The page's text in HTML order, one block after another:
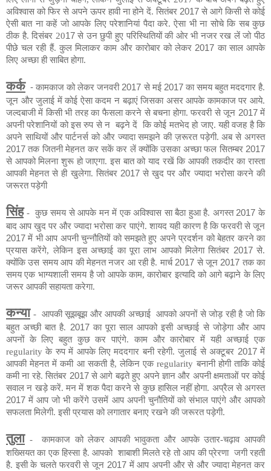
अविश्वास को फिर से अपने ऊपर हावी ना होने दें. सितंबर 2017 से आगे किसी से कोई
ऐसी बात ना कहें जो आपके लिए परेशानियां पैदा करे. ऐसा भी ना सोचे कि सब कुछ
ठीक है. दिसंबर 2017से उन छुपी हुए परिस्थितियों की ओर भी नजर रख लें जो पीठ
पीछे चल रही हैं. कुल मिलाकर काम और कारोबार को लेकर 2017 का साल आपके
लिए अच्छा ही साबित होगा.
कर्क -कामकाज को लेकर जनवरी 2017 से मई 2017 का समय बहुत मददगार है.
जून और जुलाई में कोई ऐसा कदम न बढ़ाएं जिसका असर आपके कामकाज पर आये.
जल्दबाजी में किसी भी तरह का फैसला करने से बचना होगा. फरवरी से जून 2017में
अपनी परेशानियों को इस रुप से न बढ़नेदें कि कोई मतभेद हो जाए. यही वजह है कि
अपने साथियों औरपार्टनर्स को और ज्यादा समझने की ज़रूरत पड़ेगी. अब से अगस्त
2017तक जितनी मेहनत कर सकें कर लें क्योंकि उसका अच्छा फल सितम्बर 2017
से आपको मिलना शुरू हो जाएगा. इस बात को याद रखें कि आपकी तकदीर का रास्ता
आपकी मेहनत से ही खुलेगा. सितंबर 2017से खुद पर और ज्यादा भरोसा करने की
जरूरत पड़ेगी
सिंह- कुछ समय से आपके मन में एक अविश्वास सा बैठा हुआ है. अगस्त 2017के
बाद आप खुद पर और ज्यादा भरोसा कर पाएंगे. शायद यही कारण है कि फरवरी से जून
2017में भी आप अपनीचुन्नौतियोंको समझते हुए अपने प्रदर्शन को बेहतर करने का
प्रयास करेंगे, लेकिन इस अच्छाई का पूरा लाभ आपको मिलेगा सितंबर 2017से.
क्योंकि उस समय आप की मेहनत नजर आ रही है. मार्च 2017 से जून 2017 तक का
समय एक भाग्यशाली समय है जो आपके काम, कारोबार इत्यादि को आगे बढ़ाने के लिए
जरूर आपकी सहायता करेगा.
कन्या - आपकी सूझबूझ और आपकी अच्छाई आपको अपनों से जोड़ रही है जो कि
बहुत अच्छी बात है. 2017 का पूरा साल आपको इसी अच्छाई से जोड़ेगा और आप
अपनों के लिए बहुत कुछ कर पाएंगे. काम और कारोबार में यही अच्छाई एक
regularity के रुप में आपके लिए मददगार बनी रहेगी. जुलाई से अक्टूबर 2017में
आपकी मेहनत में कमी आ सकती है, लेकिन एक regularity बनानी होगी ताकि कोई
कमी ना रहे. सितंबर 2017से आगे बढ़ते हुए अपने ज्ञान और अपनी क्षमताओं पर कोई
सवाल न खड़े करें. मन में शक पैदा करने से कुछ हासिल नहीं होगा. अप्रैल से अगस्त
2017में आप जो भी करेंगे उसमें आप अपनी चुनौतियों को संभाल पाएंगे और आपको
सफलता मिलेगी. इसी प्रयास को लगातार बनाए रखने की जरूरत पड़ेगी.
तुला -
कामकाज को लेकर आपकी भावुकता और आपके उतार-चढ़ाव आपकी
शख्सियत का एक हिस्सा है. आपको शाबाशी मिलते रहे तो आप की प्रेरणा जगी रहती
है. इसी के चलते फरवरी से जून 2017 में आप अपनी और से और ज्यादा मेहनत कर